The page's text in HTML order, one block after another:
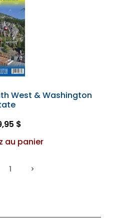
West & Washington
$
au panier
1